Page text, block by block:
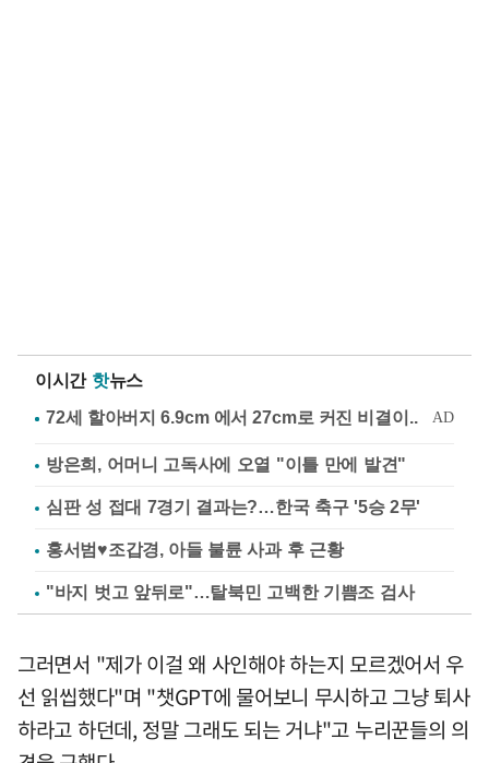
이시간 핫뉴스
방은희, 어머니 고독사에 오열 "이틀 만에 발견"
심판 성 접대 7경기 결과는?…한국 축구 '5승 2무'
홍서범♥조갑경, 아들 불륜 사과 후 근황
"바지 벗고 앞뒤로"…탈북민 고백한 기쁨조 검사
그러면서 "제가 이걸 왜 사인해야 하는지 모르겠어서 우
선 읽씹했다"며 "챗GPT에 물어보니 무시하고 그냥 퇴사
하라고 하던데, 정말 그래도 되는 거냐"고 누리꾼들의 의